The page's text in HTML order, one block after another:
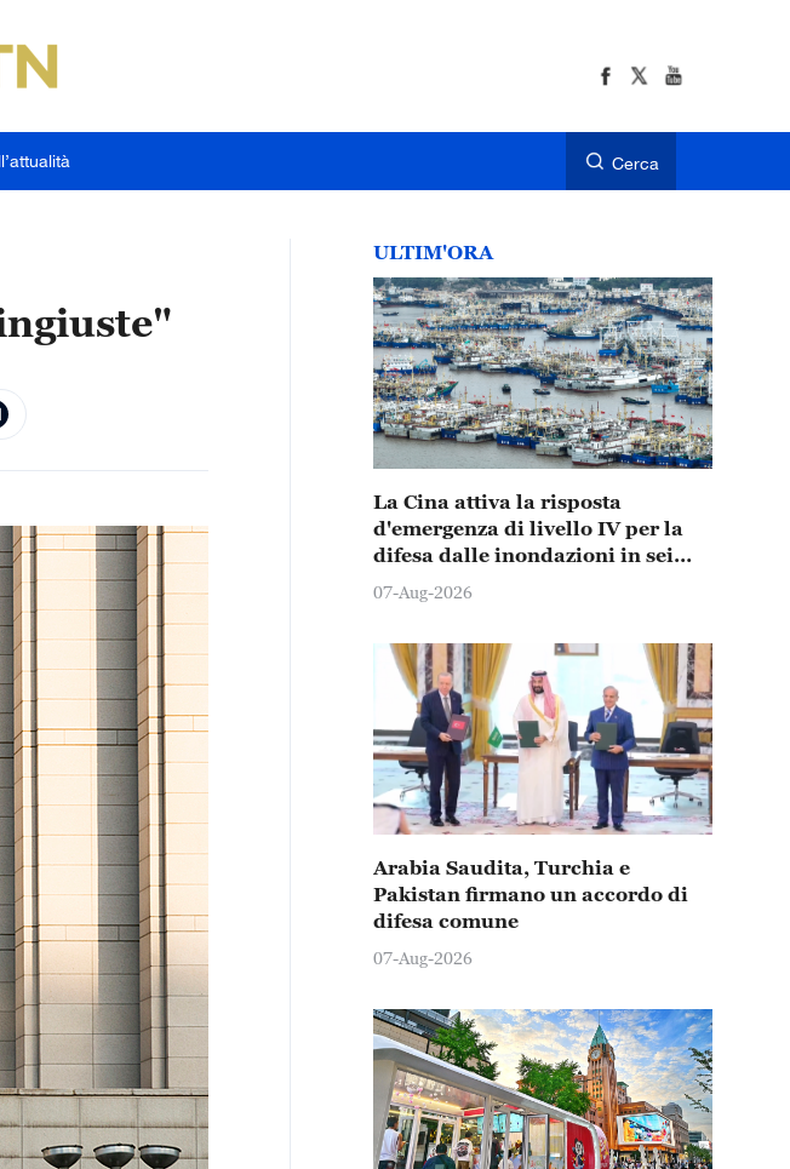
Cerca
ULTIM'ORA
La Cina attiva la risposta
d'emergenza di livello IV per la
difesa dalle inondazioni in sei
province e città
07-Aug-2026
Arabia Saudita, Turchia e
Pakistan firmano un accordo di
difesa comune
07-Aug-2026